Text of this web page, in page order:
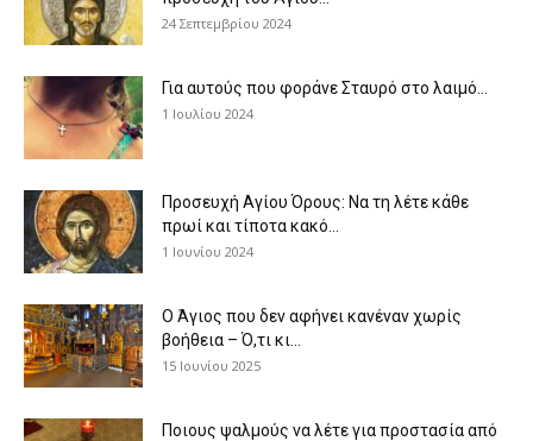
24 Σεπτεμβρίου 2024
Για αυτούς που φοράνε Σταυρό στο λαιμό…
1 Ιουλίου 2024
Προσευχή Αγίου Όρους: Να τη λέτε κάθε
πρωί και τίποτα κακό...
1 Ιουνίου 2024
Ο Άγιος που δεν αφήνει κανέναν χωρίς
βοήθεια – Ό,τι κι...
15 Ιουνίου 2025
Ποιους ψαλμούς να λέτε για προστασία από